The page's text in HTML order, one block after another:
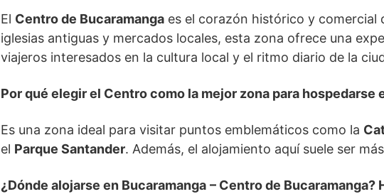
El Centro de Bucaramanga es el corazón histórico y comercial
iglesias antiguas y mercados locales, esta zona ofrece una
viajeros interesados en la cultura local y el ritmo diario de la
Por qué elegir el Centro como la mejor zona para hospedarse
Es una zona ideal para visitar puntos emblemáticos como la
el Parque Santander. Además, el alojamiento aquí suele ser
¿Dónde alojarse en Bucaramanga – Centro de Bucaramanga?